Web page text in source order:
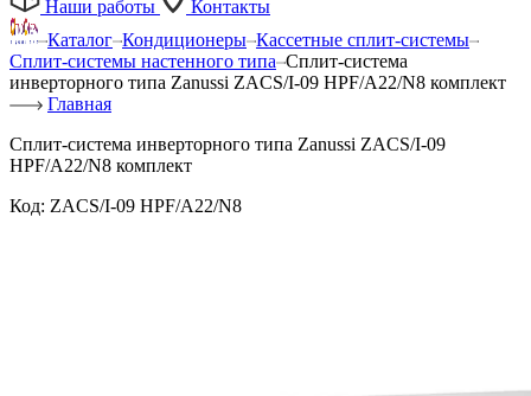
Наши работы
Контакты
Каталог Кондиционеры Кассетные сплит-системы
Сплит-системы настенного типа Сплит-система
инверторного типа Zanussi ZACS/I-09 HPF/A22/N8 комплект
Главная
Сплит-система инверторного типа Zanussi ZACS/I-09
HPF/A22/N8 комплект
Код: ZACS/I-09 HPF/A22/N8